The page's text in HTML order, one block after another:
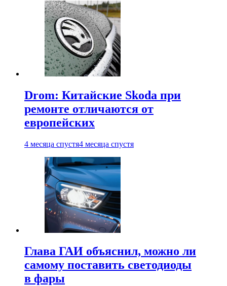
Drom: Китайские Skoda при
ремонте отличаются от
европейских
4 месяца спустя4 месяца спустя
Глава ГАИ объяснил, можно ли
самому поставить светодиоды
в фары